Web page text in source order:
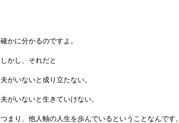
確かに分かるのですよ。
しかし、それだと
夫がいないと成り立たない。
夫がいないと生きていけない。
つまり、他人軸の人生を歩んでいるということなんです。